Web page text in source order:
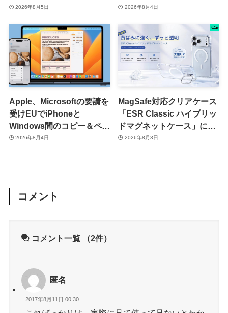
2026年8月5日 2026年8月4日
Apple、Microsoftの要請を
受けEUでiPhoneと
Windows間のコピー＆ペー
スト機能を提供へ
2026年8月4日
MagSafe対応クリアケース
「ESR Classic ハイブリッ
ドマグネットケース」に黄
ばみへの耐久性を向上させ
2026年8月3日
コメント
コメント一覧 （2件）
匿名
2017年8月11日 00:30